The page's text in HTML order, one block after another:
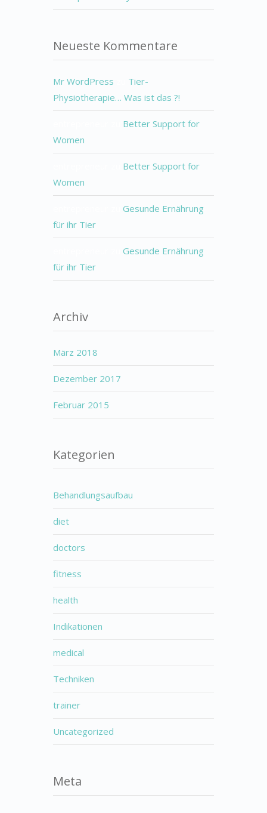
Neueste Kommentare
Mr WordPress
Tier-
Physiotherapie… Was ist das ?!
Better Support for
Women
Better Support for
Women
Gesunde Ernährung
für ihr Tier
Gesunde Ernährung
für ihr Tier
Archiv
März 2018
Dezember 2017
Februar 2015
Kategorien
Behandlungsaufbau
diet
doctors
fitness
health
Indikationen
medical
Techniken
trainer
Uncategorized
Meta